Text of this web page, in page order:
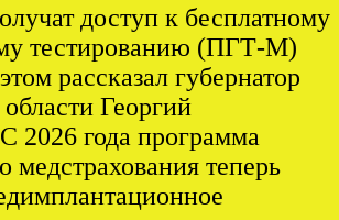
доступ к бесплатному
тестированию (ПГТ-М)
рассказал губернатор
Георгий
2026 года программа
медстрахования теперь